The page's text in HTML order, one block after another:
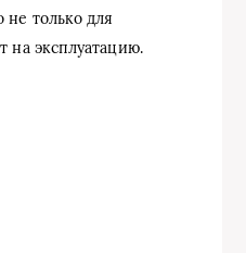
не только для
на эксплуатацию.